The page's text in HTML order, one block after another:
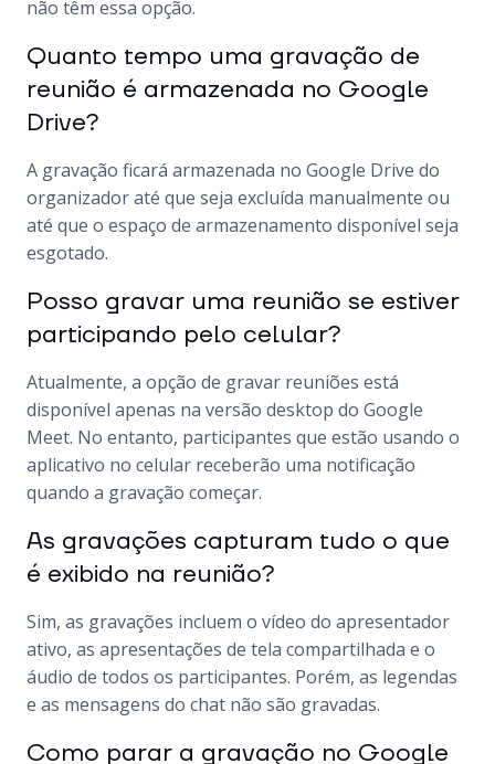
não têm essa opção.
Quanto tempo uma gravação de
reunião é armazenada no Google
Drive?
A gravação ficará armazenada no Google Drive do
organizador até que seja excluída manualmente ou
até que o espaço de armazenamento disponível seja
esgotado.
Posso gravar uma reunião se estiver
participando pelo celular?
Atualmente, a opção de gravar reuniões está
disponível apenas na versão desktop do Google
Meet. No entanto, participantes que estão usando o
aplicativo no celular receberão uma notificação
quando a gravação começar.
As gravações capturam tudo o que
é exibido na reunião?
Sim, as gravações incluem o vídeo do apresentador
ativo, as apresentações de tela compartilhada e o
áudio de todos os participantes. Porém, as legendas
e as mensagens do chat não são gravadas.
Como parar a gravação no Google